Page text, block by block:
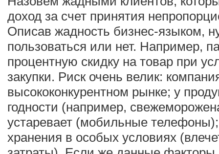
доход за счет принятия
Описав жадность бизнес-языком,
пользоваться или нет. Например,
процентную скидку на товар при
закупки. Риск очень велик:
высококонкурентном рынке; у
годности (например,
устаревает (мобильные телефоны);
хранения в особых условиях